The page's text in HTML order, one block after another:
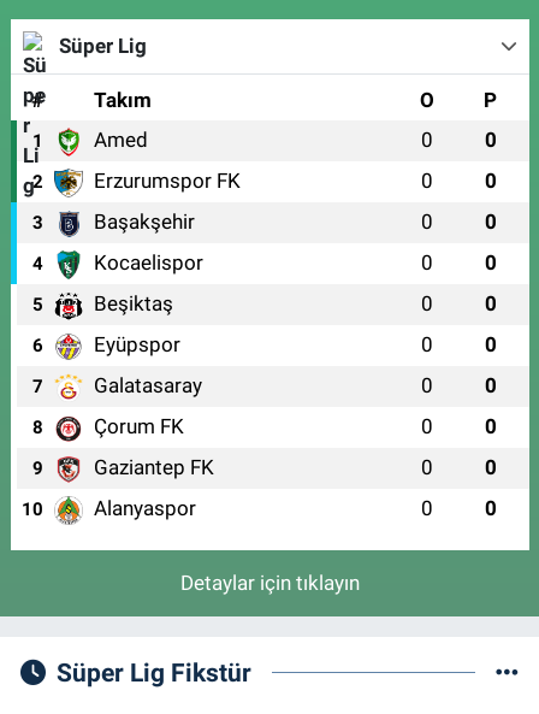
Süper Lig
# Takım O P
1 Amed 0 0
2 Erzurumspor FK 0 0
3 Başakşehir 0 0
4 Kocaelispor 0 0
5 Beşiktaş 0 0
6 Eyüpspor 0 0
7 Galatasaray 0 0
8 Çorum FK 0 0
9 Gaziantep FK 0 0
10 Alanyaspor 0 0
Detaylar için tıklayın
Süper Lig Fikstür